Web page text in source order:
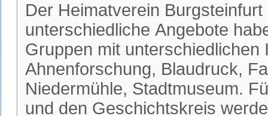
Der Heimatverein
unterschiedliche Angebote
Gruppen mit
Ahnenforschung, Blaudruck,
Niedermühle, Stadtmuseum.
und den Geschichtskreis